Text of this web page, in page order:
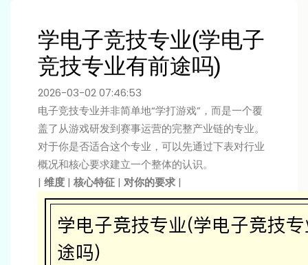
学电子竞技专业(学电子
竞技专业有前途吗)
2026-03-02 07:46:53
电子竞技专业并非简单地“学打游戏”，而是一个覆
盖了从游戏研发到赛事运营的完整产业链的专业。
对于你是否适合这个专业，可以先通过下表对行业
概况和核心要求建立一个整体的认识。
| 维度 | 核心特征 | 对你的要求 |